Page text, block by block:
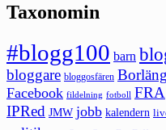
Taxonomin
#blogg100 barn
bloggare bloggosfären
Facebook fildelning fotboll FRA
IPRed JMW jobb kalendern